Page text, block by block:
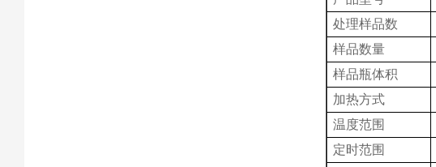
处理样品数
样品数量
样品瓶体积
加热方式
温度范围
定时范围